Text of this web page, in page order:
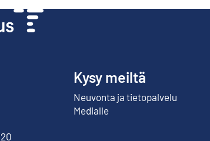
Kysy meiltä
Neuvonta ja tietopalvelu
Medialle